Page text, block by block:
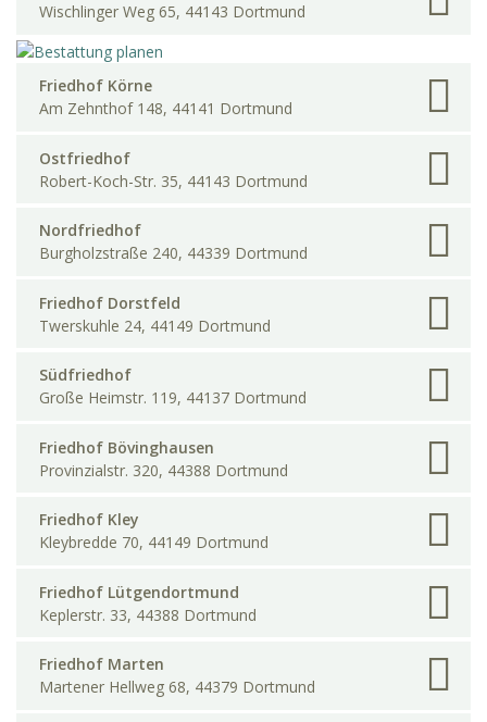
Wischlinger Weg 65, 44143 Dortmund
Friedhof Körne
Am Zehnthof 148, 44141 Dortmund
Ostfriedhof
Robert-Koch-Str. 35, 44143 Dortmund
Nordfriedhof
Burgholzstraße 240, 44339 Dortmund
Friedhof Dorstfeld
Twerskuhle 24, 44149 Dortmund
Südfriedhof
Große Heimstr. 119, 44137 Dortmund
Friedhof Bövinghausen
Provinzialstr. 320, 44388 Dortmund
Friedhof Kley
Kleybredde 70, 44149 Dortmund
Friedhof Lütgendortmund
Keplerstr. 33, 44388 Dortmund
Friedhof Marten
Martener Hellweg 68, 44379 Dortmund